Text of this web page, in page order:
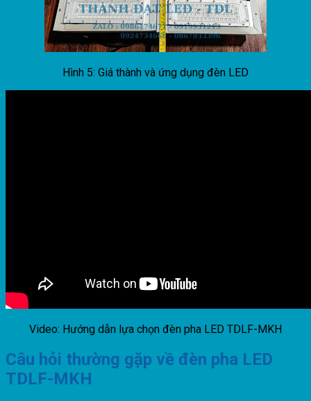
Hình 5: Giá thành và ứng dụng đèn LED
Video: Hướng dẫn lựa chọn đèn pha LED TDLF-MKH
Câu hỏi thường gặp về đèn pha LED
TDLF-MKH